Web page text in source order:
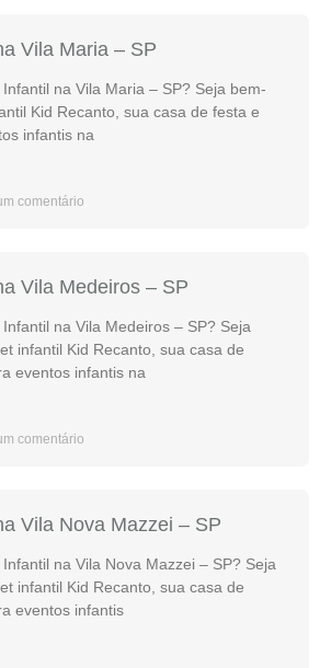
Vila Maria – SP
na Vila Maria – SP? Seja bem-
Kid Recanto, sua casa de festa e
infantis na
comentário
Vila Medeiros – SP
na Vila Medeiros – SP? Seja
infantil Kid Recanto, sua casa de
eventos infantis na
comentário
Vila Nova Mazzei – SP
na Vila Nova Mazzei – SP? Seja
infantil Kid Recanto, sua casa de
eventos infantis